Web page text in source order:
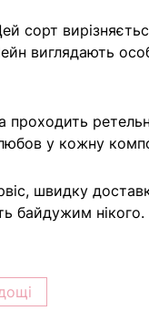
сорт
виглядають
проходить
у кожну
швидку
байдужим нікого.